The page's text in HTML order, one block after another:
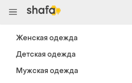
Женская одежда
Детская одежда
Мужская одежда